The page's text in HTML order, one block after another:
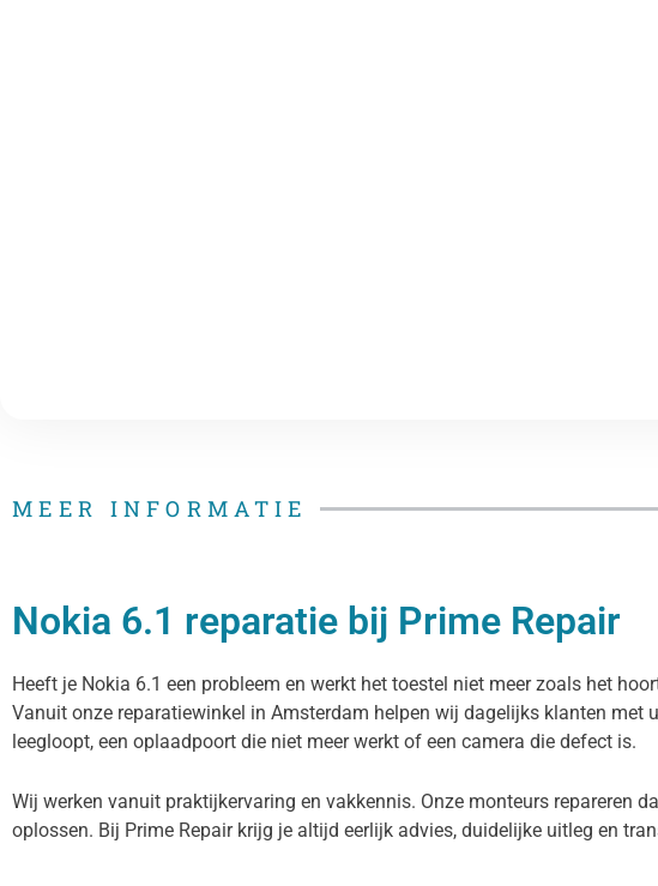
MEER INFORMATIE
Nokia 6.1 reparatie bij Prime Repair
Heeft je Nokia 6.1 een probleem en werkt het toestel niet meer zoals het
Vanuit onze reparatiewinkel in Amsterdam helpen wij dagelijks klanten met
leegloopt, een oplaadpoort die niet meer werkt of een camera die defect is.
Wij werken vanuit praktijkervaring en vakkennis. Onze monteurs repareren
oplossen. Bij Prime Repair krijg je altijd eerlijk advies, duidelijke uitleg en